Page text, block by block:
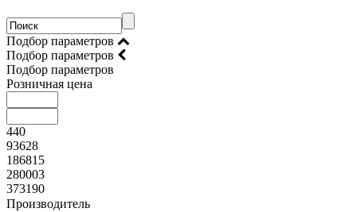
Подбор параметров
Подбор параметров
Подбор параметров
Розничная цена
440
93628
186815
280003
373190
Производитель